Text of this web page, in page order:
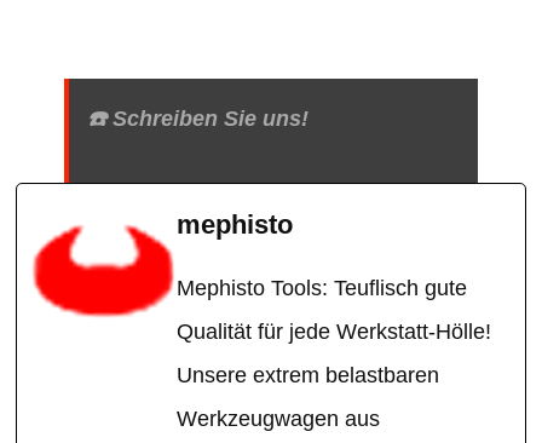
☎️ Schreiben Sie uns!
mephisto
Mephisto Tools: Teuflisch gute
Qualität für jede Werkstatt-Hölle!
Unsere extrem belastbaren
Werkzeugwagen aus